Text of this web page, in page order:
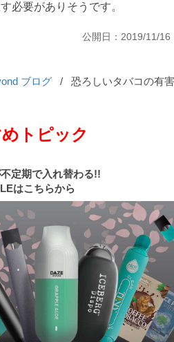
必要がありそうです。
公開日：2019/11/16
ブログ / 恐ろしいタバコの有
トピック
定期で入れ替わる!!
はこちらから